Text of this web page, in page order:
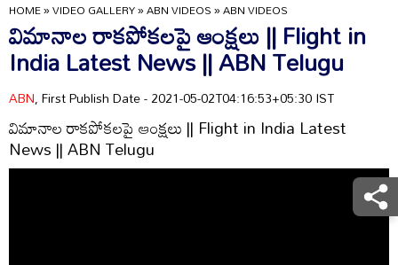
HOME»VIDEO GALLERY»ABN VIDEOS»ABN VIDEOS
విమానాల రాకపోకలపై ఆంక్షలు || Flight in
India Latest News || ABN Telugu
ABN, First Publish Date - 2021-05-02T04:16:53+05:30 IST
విమానాల రాకపోకలపై ఆంక్షలు || Flight in India Latest
News || ABN Telugu